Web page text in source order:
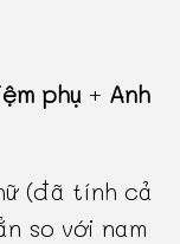
phụ + Anh
(đã tính cả
so với nam